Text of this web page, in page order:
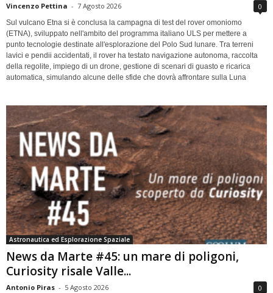
Vincenzo Pettina - 7 Agosto 2026 0
Sul vulcano Etna si è conclusa la campagna di test del rover omoniomo
(ETNA), sviluppato nell'ambito del programma italiano ULS per mettere a
punto tecnologie destinate all'esplorazione del Polo Sud lunare. Tra terreni
lavici e pendii accidentati, il rover ha testato navigazione autonoma, raccolta
della regolite, impiego di un drone, gestione di scenari di guasto e ricarica
automatica, simulando alcune delle sfide che dovrà affrontare sulla Luna
Astronautica ed Esplorazione Spaziale
News da Marte #45: un mare di poligoni,
Curiosity risale Valle...
Antonio Piras - 5 Agosto 2026 0